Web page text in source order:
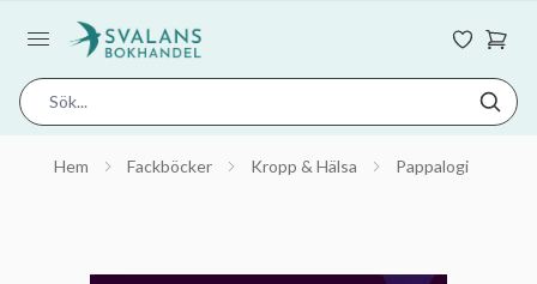
Hem Fackböcker Kropp & Hälsa Pappalogi